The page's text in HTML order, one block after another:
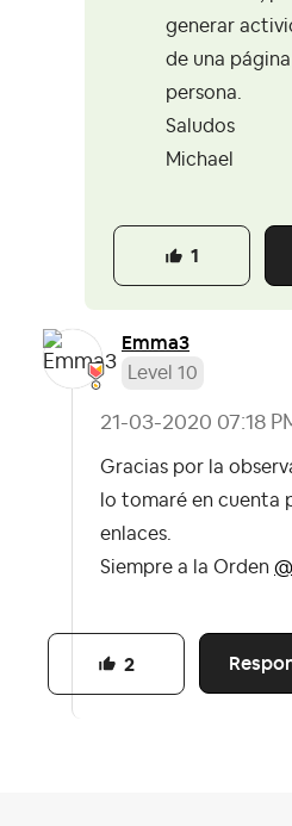
generar
de una
persona.
Saludos
Michael
1
Emma3
Level 10
‎21-03-2020 07:18
Gracias por la
lo tomaré en cuenta
enlaces.
Siempre a la Orden
2